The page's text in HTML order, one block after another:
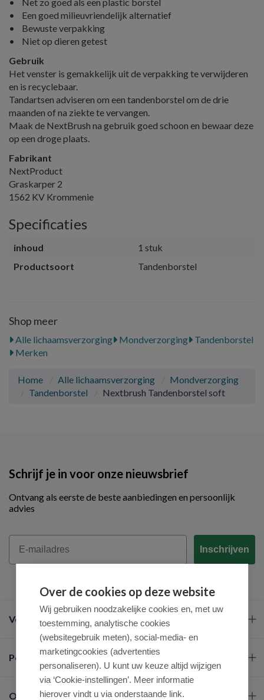
• Een goed milieuvriendelijk alternatief
• Bewuste verpakking
• Niet op dieren getest
Gebruik
Het venster is gemakkelijk uit de verpakking te verwijderen
en is recyclebaar.
Tandartsen adviseren om een tandenborstel om de drie
maanden of na ziekte te vervangen.
Maak de NextBrush na gebruik goed schoon en bewaar deze
op een droge plaats.
Fabrikant
NextProduct
Graskarper 2
1562 KV Krommenie
Specificaties
inhoud
1 stuk
Productsoort
Tandenborstel
Shop meer
Alle lichaamsverzorging Mondverzorging
Tandenborstel
Merken
Home Alle lichaamsverzorging
Mondverzorging
Tandenborstel
Nextbrush Tandenborstel soft
Schrijf je in voor onze nieuwsbrief
Ontvang als eerste de beste aanbiedingen en persoonlijk
advies
Email
Inschrijven
Veel gestelde vragen
Populaire merken
Over ons
Over de cookies op deze website
Wij gebruiken noodzakelijke cookies en, met uw
toestemming, analytische cookies
(websitegebruik meten), social-media- en
marketingcookies (advertenties
personaliseren). U kunt uw keuze altijd wijzigen
via ‘Cookie-instellingen’. Meer informatie
hierover vindt u via onderstaande link.